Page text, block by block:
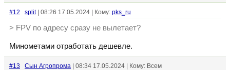
#12 split| 08:26 17.05.2024 | Кому: pks_ru
> FPV по адресу сразу не вылетает?
Минометами отработать дешевле.
#13 Сын Агропрома | 08:34 17.05.2024 | Кому: Всем